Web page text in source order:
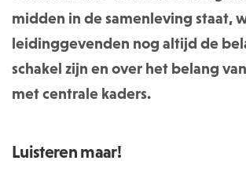
midden in de samenleving staat,
leidinggevenden nog altijd de
schakel zijn en over het belang
met centrale kaders.
Luisteren maar!